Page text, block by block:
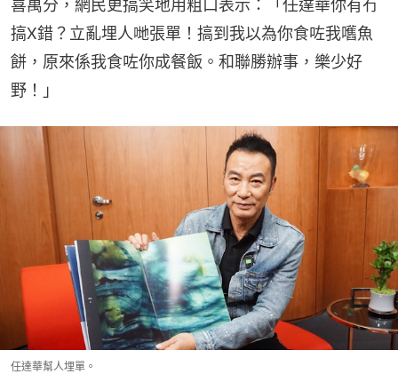
喜萬分，網民更搞笑地用粗口表示：「任達華你有冇
搞X錯？立亂埋人哋張單！搞到我以為你食咗我嚿魚
餅，原來係我食咗你成餐飯。和聯勝辦事，樂少好
野！」
任達華幫人埋單。